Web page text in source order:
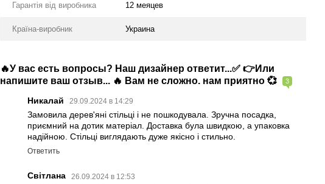
Гарантія від виробника 12 меяцев
Країна-виробник Украина
🔥У вас есть вопросы? Наш дизайнер ответит...✅ 👉Или
напишите ваш отзыв... 🔥 Вам не сложно. нам приятно 💞
3
Никалай 29.09.2024 в 14:29
Замовила дерев'яні стільці і не пошкодувала. Зручна посадка,
приємний на дотик матеріал. Доставка була швидкою, а упаковка
надійною. Стільці виглядають дуже якісно і стильно.
Ответить
Світлана 26.09.2024 в 12:53